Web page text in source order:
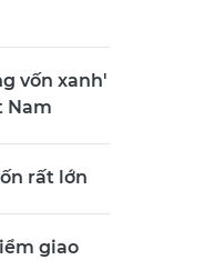
vốn xanh'
Nam
rất lớn
giao